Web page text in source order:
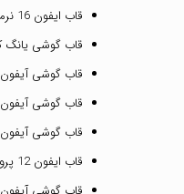
قاب ایفون 16 نرمال
قاب گوشی یانگ
قاب گوشی آیفون 15
قاب گوشی آیفون 15 پرو مکس
قاب گوشی آیفون 14 پرو
قاب ایفون 12 پرو مکس